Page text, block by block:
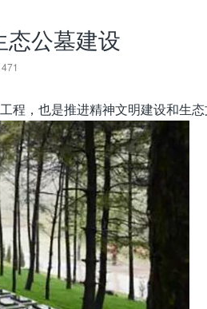
态公墓建设
，也是推进精神文明建设和生态